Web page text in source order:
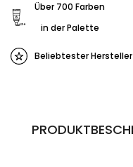
Über 700 Farben
in der Palette
Beliebtester Hersteller